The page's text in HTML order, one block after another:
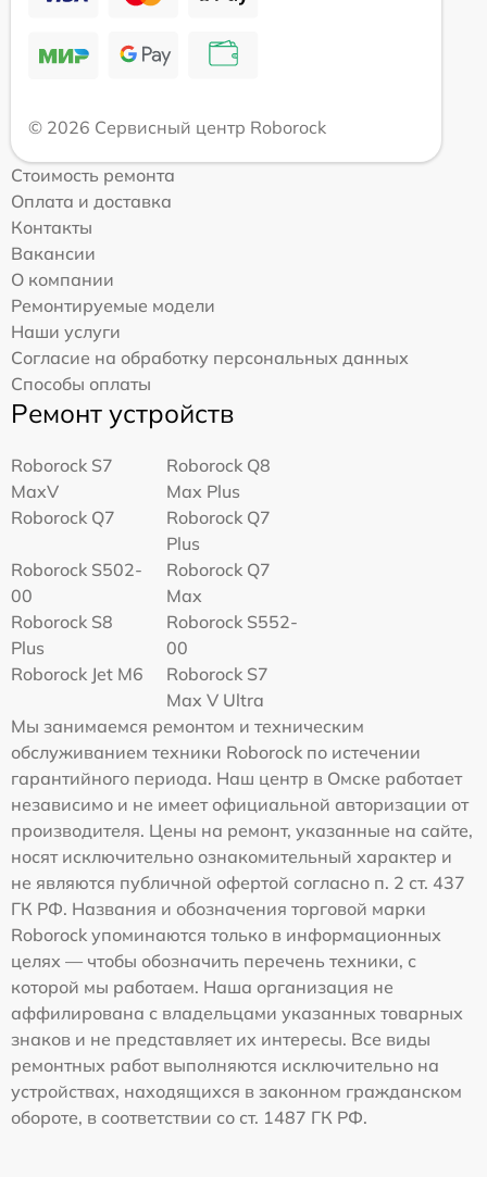
© 2026 Сервисный центр Roborock
Стоимость ремонта
Оплата и доставка
Контакты
Вакансии
О компании
Ремонтируемые модели
Наши услуги
Согласие на обработку персональных данных
Способы оплаты
Ремонт устройств
Roborock S7
MaxV
Roborock Q8
Max Plus
Roborock Q7
Roborock Q7
Plus
Roborock S502-
00
Roborock Q7
Max
Roborock S8
Plus
Roborock S552-
00
Roborock Jet M6
Roborock S7
Max V Ultra
Мы занимаемся ремонтом и техническим
обслуживанием техники Roborock по истечении
гарантийного периода. Наш центр в Омске работает
независимо и не имеет официальной авторизации от
производителя. Цены на ремонт, указанные на сайте,
носят исключительно ознакомительный характер и
не являются публичной офертой согласно п. 2 ст. 437
ГК РФ. Названия и обозначения торговой марки
Roborock упоминаются только в информационных
целях — чтобы обозначить перечень техники, с
которой мы работаем. Наша организация не
аффилирована с владельцами указанных товарных
знаков и не представляет их интересы. Все виды
ремонтных работ выполняются исключительно на
устройствах, находящихся в законном гражданском
обороте, в соответствии со ст. 1487 ГК РФ.